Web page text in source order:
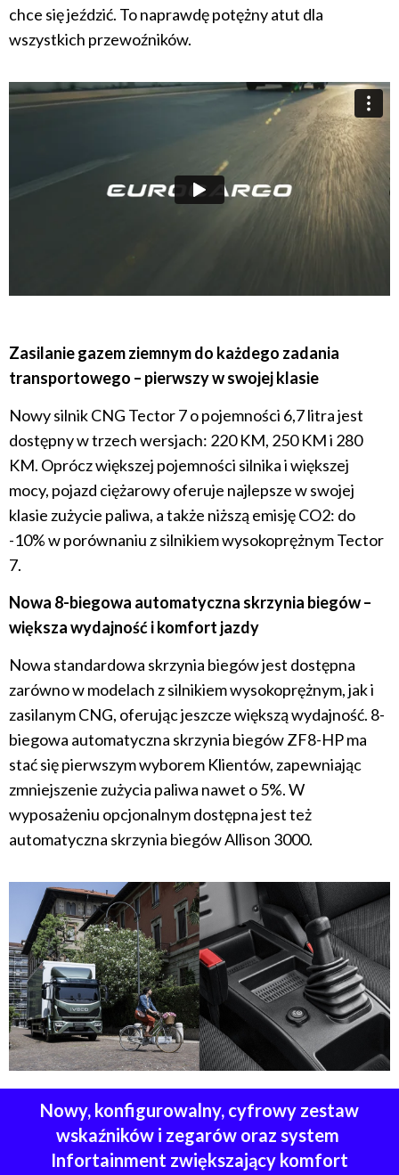
chce się jeździć. To naprawdę potężny atut dla
wszystkich przewoźników.
Zasilanie gazem ziemnym do każdego zadania
transportowego – pierwszy w swojej klasie
Nowy silnik CNG Tector 7 o pojemności 6,7 litra jest
dostępny w trzech wersjach: 220 KM, 250 KM i 280
KM. Oprócz większej pojemności silnika i większej
mocy, pojazd ciężarowy oferuje najlepsze w swojej
klasie zużycie paliwa, a także niższą emisję CO2: do
-10% w porównaniu z silnikiem wysokoprężnym Tector
7.
Nowa 8-biegowa automatyczna skrzynia biegów –
większa wydajność i komfort jazdy
Nowa standardowa skrzynia biegów jest dostępna
zarówno w modelach z silnikiem wysokoprężnym, jak i
zasilanym CNG, oferując jeszcze większą wydajność. 8-
biegowa automatyczna skrzynia biegów ZF8-HP ma
stać się pierwszym wyborem Klientów, zapewniając
zmniejszenie zużycia paliwa nawet o 5%. W
wyposażeniu opcjonalnym dostępna jest też
automatyczna skrzynia biegów Allison 3000.
Nowy, konfigurowalny, cyfrowy zestaw
wskaźników i zegarów oraz system
Infortainment zwiększający komfort